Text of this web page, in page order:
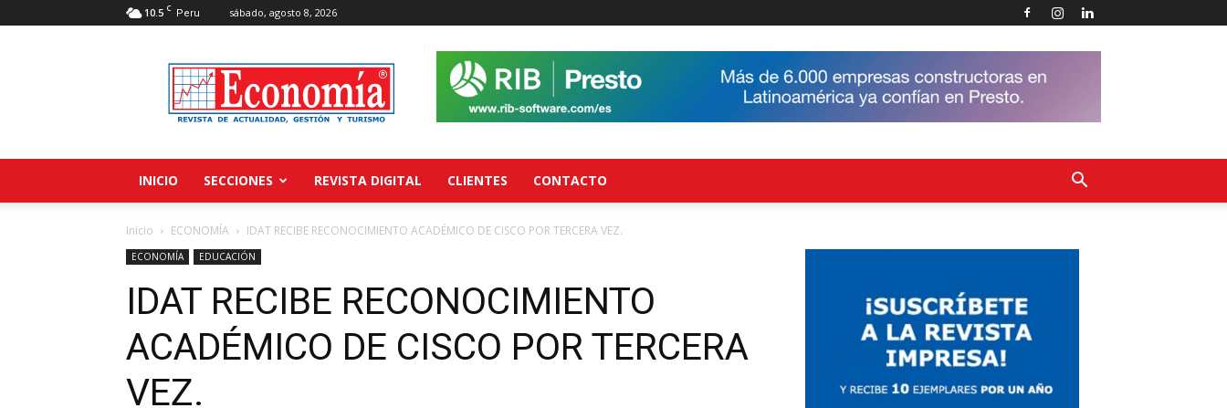
10.5 C Peru sábado, agosto 8, 2026
Revista
Economía
INICIO SECCIONES REVISTA DIGITAL CLIENTES CONTACTO
Inicio ECONOMÍA IDAT RECIBE RECONOCIMIENTO ACADÉMICO DE CISCO POR TERCERA VEZ.
ECONOMÍA EDUCACIÓN
IDAT RECIBE RECONOCIMIENTO
ACADÉMICO DE CISCO POR TERCERA
VEZ.